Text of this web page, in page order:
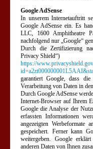
Google AdSense
In unserem Internetauftritt
Google AdSense ein. Es
LLC, 1600 Amphitheatre
nachfolgend nur „Google“
Durch die Zertifizierung
Privacy Shield“)
https://
garantiert Google, dass
Verarbeitung von Daten in
Durch Google AdSense
Internet-Browser auf Ihrem
Google die Analyse der
erfassten Informationen
angezeigten
gespeichert. Ferner kann
weitergeben. Google
anderen Daten von Ihnen